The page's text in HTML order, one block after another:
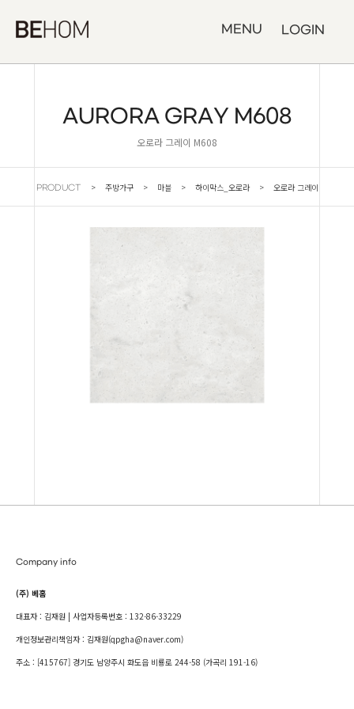
MENU LOGIN
AURORA GRAY M608
오로라 그레이 M608
PRODUCT > 주방가구 > 마블 > 하이막스_오로라 > 오로라 그레이
M608
Company info
(주) 베홈
대표자 : 김재원 | 사업자등록번호 : 132-86-33229
개인정보관리책임자 : 김재원(qpgha@naver.com)
주소 : [415767] 경기도 남양주시 화도읍 비룡로 244-58 (가곡리 191-16)